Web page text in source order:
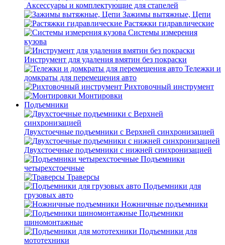
Аксессуары и комплектующие для стапелей
Зажимы вытяжные, Цепи
Растяжки гидравлические
Системы измерения
кузова
Инструмент для удаления вмятин без покраски
Тележки и
домкраты для перемещения авто
Рихтовочный инструмент
Монтировки
Подъемники
Двухстоечные подъемники с Верхней синхронизацией
Двухстоечные подъемники с нижней синхронизацией
Подъемники
четырехстоечные
Траверсы
Подъемники для
грузовых авто
Ножничные подъемники
Подъемники
шиномонтажные
Подъемники для
мототехники